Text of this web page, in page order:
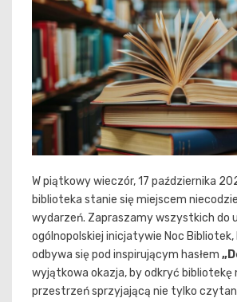
W piątkowy wieczór, 17 października
biblioteka stanie się miejscem
wydarzeń. Zapraszamy wszystkich do
ogólnopolskiej inicjatywie Noc
odbywa się pod inspirującym hasłem
wyjątkowa okazja, by odkryć bibliotekę
przestrzeń sprzyjającą nie tylko